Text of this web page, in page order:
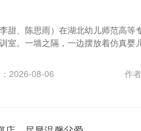
甜、陈思雨）在湖北幼儿师范高等
室。一墙之隔，一边摆放着仿真婴
2026-08-06
作